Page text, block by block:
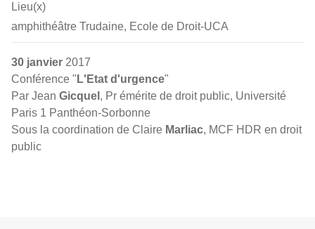
Lieu(x)
amphithéâtre Trudaine, Ecole de Droit-UCA
30 janvier 2017
Conférence " L'Etat d'urgence"
Par Jean Gicquel , Pr émérite de droit public, Université
Paris 1 Panthéon-Sorbonne
Sous la coordination de Claire Marliac, MCF HDR en droit
public